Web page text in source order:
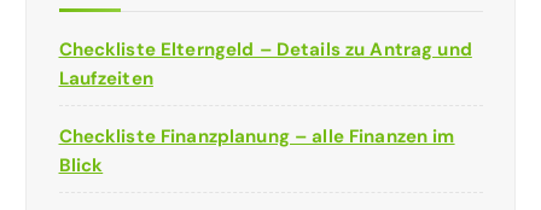
Checkliste Elterngeld – Details zu Antrag und
Laufzeiten
Checkliste Finanzplanung – alle Finanzen im
Blick